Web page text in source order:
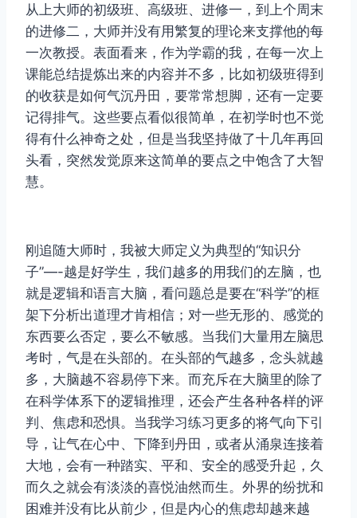
从上大师的初级班、高级班、进修一，到上个周末
的进修二，大师并没有用繁复的理论来支撑他的每
一次教授。表面看来，作为学霸的我，在每一次上
课能总结提炼出来的内容并不多，比如初级班得到
的收获是如何气沉丹田，要常常想脚，还有一定要
记得排气。这些要点看似很简单，在初学时也不觉
得有什么神奇之处，但是当我坚持做了十几年再回
头看，突然发觉原来这简单的要点之中饱含了大智
慧。
刚追随大师时，我被大师定义为典型的“知识分
子”—-越是好学生，我们越多的用我们的左脑，也
就是逻辑和语言大脑，看问题总是要在“科学”的框
架下分析出道理才肯相信；对一些无形的、感觉的
东西要么否定，要么不敏感。当我们大量用左脑思
考时，气是在头部的。在头部的气越多，念头就越
多，大脑越不容易停下来。而充斥在大脑里的除了
在科学体系下的逻辑推理，还会产生各种各样的评
判、焦虑和恐惧。当我学习练习更多的将气向下引
导，让气在心中、下降到丹田，或者从涌泉连接着
大地，会有一种踏实、平和、安全的感受升起，久
而久之就会有淡淡的喜悦油然而生。外界的纷扰和
困难并没有比从前少，但是内心的焦虑却越来越